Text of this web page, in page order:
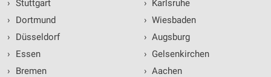
› Stuttgart
›
Dortmund
›
Düsseldorf
›
Essen
›
Bremen
› Karlsruhe
› Wiesbaden
› Augsburg
› Gelsenkirchen
› Aachen